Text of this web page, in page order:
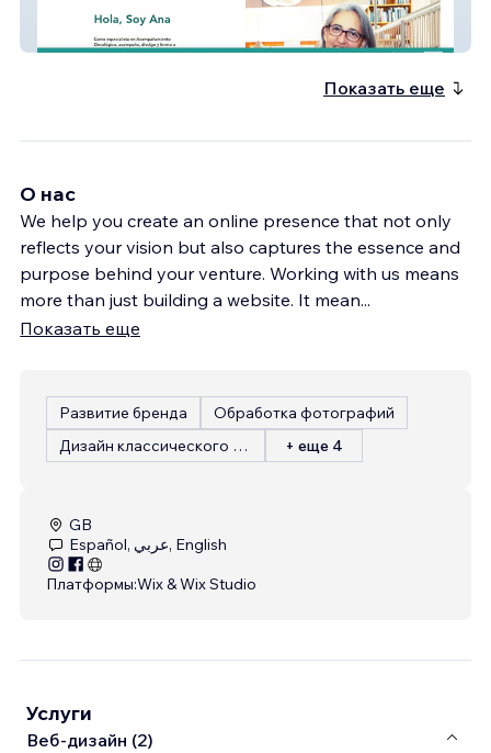
Ana Martínez | Escritora & Referente del
Acompañamiento Oncológico
Показать еще
О нас
We help you create an online presence that not only
reflects your vision but also captures the essence and
purpose behind your venture. Working with us means
more than just building a website. It mean...
Показать еще
Развитие бренда
Обработка фотографий
Дизайн классического сайта
+ еще 4
GB
Español, عربي, English
Платформы:Wix & Wix Studio
Услуги
Веб-дизайн (2)